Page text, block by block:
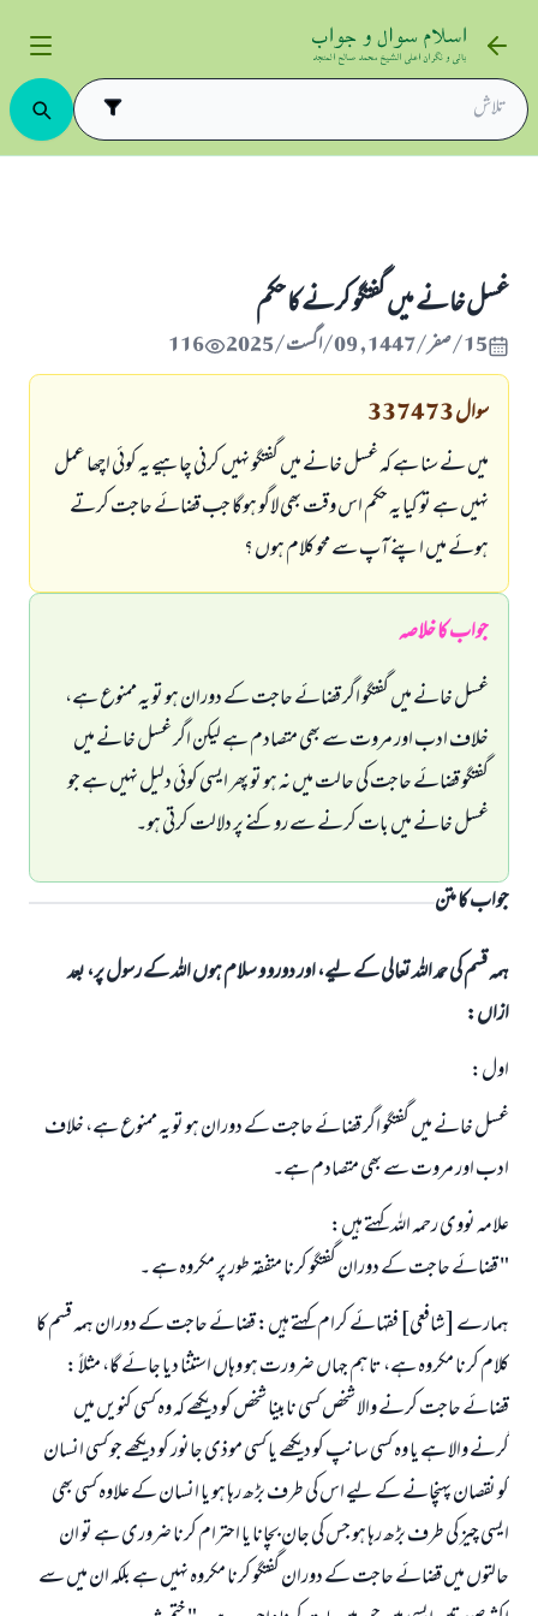
غسل خانے میں گفتگو کرنے کا حکم
15/صفر/1447 , 09/اگست/2025 116
سوال337473
میں نے سنا ہے کہ غسل خانے میں گفتگو نہیں کرنی چاہیے یہ کوئی اچھا عمل
نہیں ہے تو کیا یہ حکم اس وقت بھی لاگو ہوگا جب قضائے حاجت کرتے
ہوئے میں اپنے آپ سے محو کلام ہوں ؟
جواب کا خلاصہ
غسل خانے میں گفتگو اگر قضائے حاجت کے دوران ہو تو یہ ممنوع ہے،
خلاف ادب اور مروت سے بھی متصادم ہے لیکن اگر غسل خانے میں
گفتگو قضائے حاجت کی حالت میں نہ ہو تو پھر ایسی کوئی دلیل نہیں ہے جو
غسل خانے میں بات کرنے سے روکنے پر دلالت کرتی ہو۔
جواب کا متن
ہمہ قسم کی حمد اللہ تعالی کے لیے، اور دورو و سلام ہوں اللہ کے رسول پر، بعد
ازاں:
اول:
غسل خانے میں گفتگو اگر قضائے حاجت کے دوران ہو تو یہ ممنوع ہے، خلاف
ادب اور مروت سے بھی متصادم ہے۔
علامہ نووی رحمہ اللہ کہتے ہیں:
" قضائے حاجت کے دوران گفتگو کرنا متفقہ طور پر مکروہ ہے ۔
ہمارے [شافعی] فقہائے کرام کہتے ہیں: قضائے حاجت کے دوران ہمہ قسم کا
کلام کرنا مکروہ ہے، تاہم جہاں ضرورت ہو وہاں استثنا دیا جائے گا، مثلاً :
قضائے حاجت کرنے والا شخص کسی نابینا شخص کو دیکھے کہ وہ کسی کنویں میں
گرنے والا ہے یا وہ کسی سانپ کو دیکھے یا کسی موذی جانور کو دیکھے جو کسی انسان
کو نقصان پہنچانے کے لیے اس کی طرف بڑھ رہا ہو یا انسان کے علاوہ کسی بھی
ایسی چیز کی طرف بڑھ رہا ہو جس کی جان بچانا یا احترام کرنا ضروری ہے تو ان
حالتوں میں قضائے حاجت کے دوران گفتگو کرنا مکروہ نہیں ہے بلکہ ان میں سے
جواب نمبر 110845 نے نکاح ٹوٹنے سے بچایا۔
امت مسلمہ کے واسطے جوابات پیش کرنے کے لیے ہماری مدد کریں